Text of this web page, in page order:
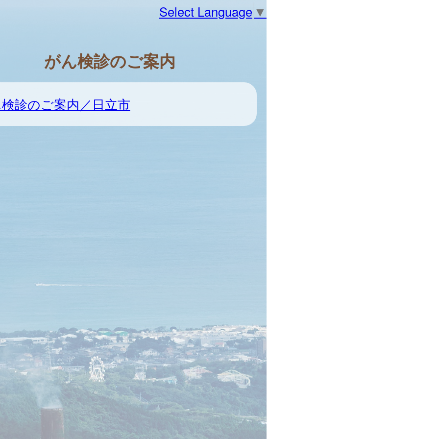
Select Language ▼
がん検診のご案内
診のご案内／日立市